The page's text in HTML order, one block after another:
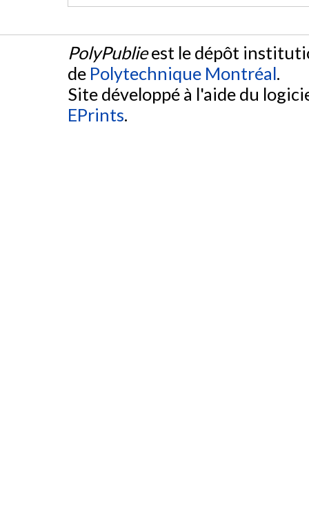
PolyPublieest le dépôt
de Polytechnique Montréal.
Site développé à l'aide du
EPrints.